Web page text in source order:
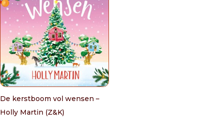
De kerstboom vol wensen –
Holly Martin (Z&K)